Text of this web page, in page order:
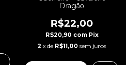
Dragão
R$22,00
R$20,90 com Pix
2 x de R$11,00 sem juros